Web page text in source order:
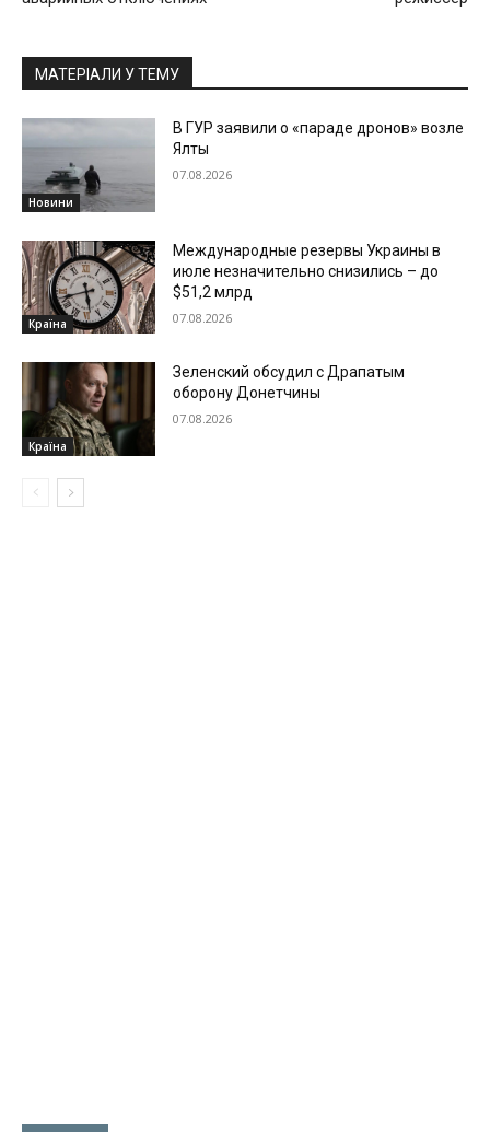
МАТЕРІАЛИ У ТЕМУ
Новини
В ГУР заявили о «параде дронов» возле
Ялты
07.08.2026
Країна
Международные резервы Украины в
июле незначительно снизились – до
$51,2 млрд
07.08.2026
Країна
Зеленский обсудил с Драпатым
оборону Донетчины
07.08.2026